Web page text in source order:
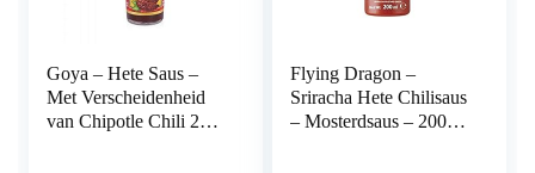
Goya – Hete Saus –
Met Verscheidenheid
van Chipotle Chili 226
Flying Dragon –
Sriracha Hete Chilisaus
– Mosterdsaus – 200